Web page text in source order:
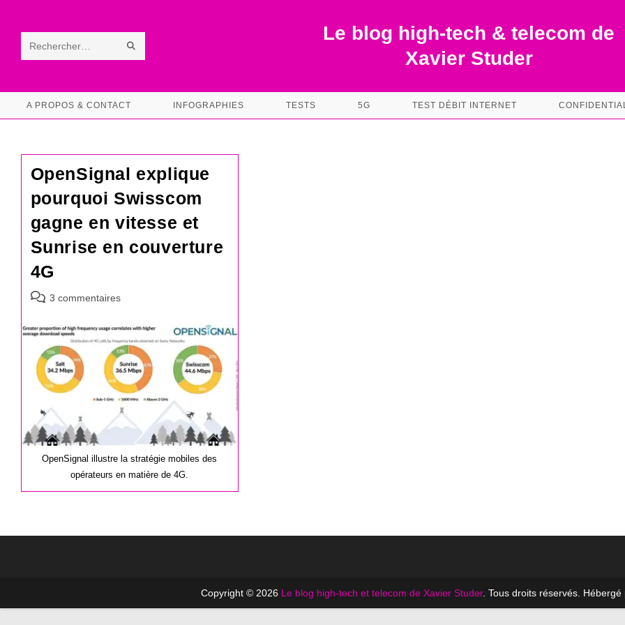
contentRechercher
ce RECHERCHE
Le blog high-tech & telecom de
Xavier Studer
A PROPOS & CONTACT INFOGRAPHIES TESTS 5G TEST DÉBIT INTERNET
OpenSignal explique
pourquoi Swisscom
gagne en vitesse et
Sunrise en couverture
4G
Commentaires
la
publication :
3 commentaires
OpenSignal illustre la stratégie mobiles des
opérateurs en matière de 4G.
Copyright © 2026 Le blog high-tech et telecom de Xavier Studer. Tous droits réservés. Hébergé